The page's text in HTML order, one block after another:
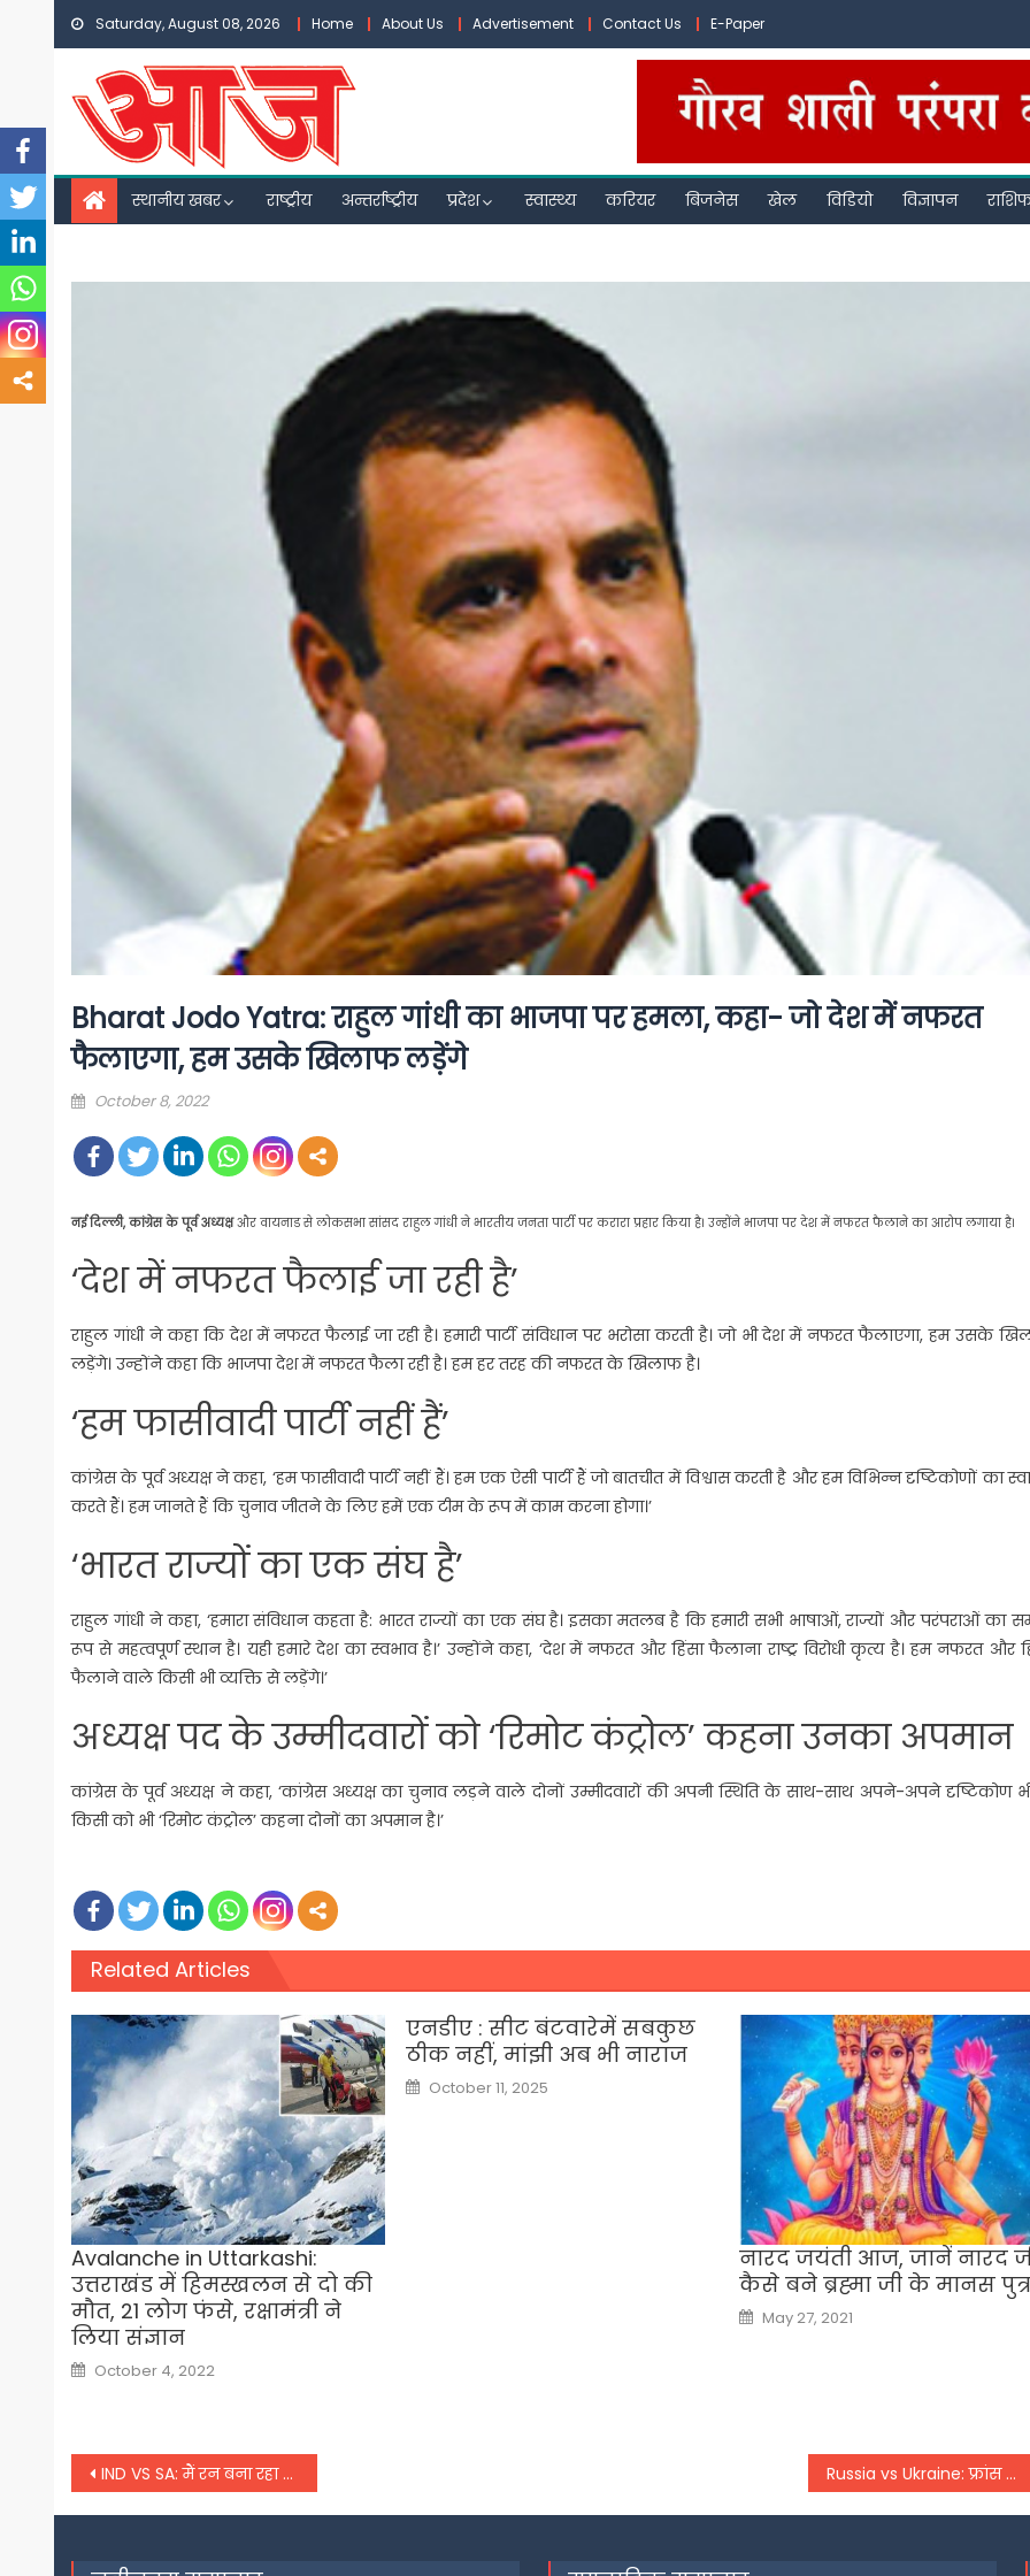
Skip
content
Saturday, August 08, 2026 Home About Us Advertisement Contact Us E-Paper
स्थानीय खबर राष्ट्रीय अन्तर्राष्ट्रीय प्रदेश स्वास्थ्य करियर बिजनेस खेल विडियो विज्ञापन
Bharat Jodo Yatra: राहुल गांधी का भाजपा पर हमला, कहा- जो देश में नफरत
फैलाएगा, हम उसके खिलाफ लड़ेंगे
Posted
October 8, 2022
नई दिल्ली, कांग्रेस के पूर्व अध्यक्षऔर वायनाड से लोकसभा सांसद राहुल गांधी ने भारतीय जनता पार्टी पर करारा प्रहार किया है। उन्होंने भाजपा पर देश में नफरत फैलाने का आरोप लगाया है।
‘देश में नफरत फैलाई जा रही है’
राहुल गांधी ने कहा कि देश में नफरत फैलाई जा रही है। हमारी पार्टी संविधान पर भरोसा करती है। जो भी देश में नफरत फैलाएगा, हम उसके
लड़ेंगे। उन्होंने कहा कि भाजपा देश में नफरत फैला रही है। हम हर तरह की नफरत के खिलाफ है।
‘हम फासीवादी पार्टी नहीं हैं’
कांग्रेस के पूर्व अध्यक्ष ने कहा, ‘हम फासीवादी पार्टी नहीं हैं। हम एक ऐसी पार्टी हैं जो बातचीत में विश्वास करती है और हम विभिन्न दृष्टिकोणों का
करते हैं। हम जानते हैं कि चुनाव जीतने के लिए हमें एक टीम के रूप में काम करना होगा।’
‘भारत राज्यों का एक संघ है’
राहुल गांधी ने कहा, ‘हमारा संविधान कहता है: भारत राज्यों का एक संघ है। इसका मतलब है कि हमारी सभी भाषाओं, राज्यों और परंपराओं का
रूप से महत्वपूर्ण स्थान है। यही हमारे देश का स्वभाव है।’ उन्होंने कहा, ‘देश में नफरत और हिंसा फैलाना राष्ट्र विरोधी कृत्य है। हम नफरत और
फैलाने वाले किसी भी व्यक्ति से लड़ेंगे।’
अध्यक्ष पद के उम्मीदवारों को ‘रिमोट कंट्रोल’ कहना उनका अपमान
कांग्रेस के पूर्व अध्यक्ष ने कहा, ‘कांग्रेस अध्यक्ष का चुनाव लड़ने वाले दोनों उम्मीदवारों की अपनी स्थिति के साथ-साथ अपने-अपने दृष्टिकोण
किसी को भी ‘रिमोट कंट्रोल’ कहना दोनों का अपमान है।’
Related Articles
Avalanche in Uttarkashi:
उत्तराखंड में हिमस्खलन से दो की
मौत, 21 लोग फंसे, रक्षामंत्री ने
लिया संज्ञान
Posted
on
October 4, 2022
एनडीए : सीट बंटवारेमें सबकुछ
ठीक नहीं, मांझी अब भी नाराज
Posted
on
October 11, 2025
नारद जयंती आज, जानें नारद
कैसे बने ब्रह्मा जी के मानस
Posted
on
May 27, 2021
Post
navigation
IND VS SA: मैं रन बना रहा हूं फिर भी मुझे टीम इंडिया में नहीं मिल रहा मौका, युवा खिलाड़ी ने जताई नाराजगी Russia vs Ukraine: फ्रांस के एक फैसले से रूस की बढ़ जाएगी परेशानी और यूक्रेन को मिल जाएगी बड़ी ताकत